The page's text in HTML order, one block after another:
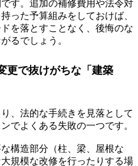
す。追加の補修費用や法令対
った予算組みをしておけば、
を落とすことなく、後悔のな
るでしょう。
更で抜けがちな「建築
、法的な手続きを見落として
でよくある失敗の一つです。
構造部分（柱、梁、屋根な
規模な改修を行ったりする場